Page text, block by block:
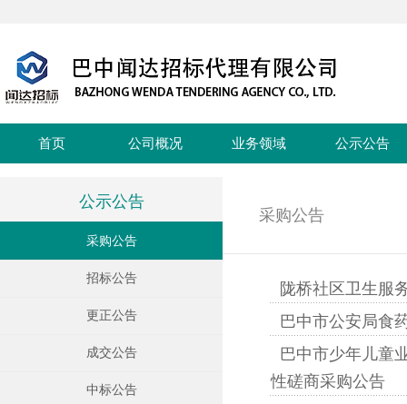
首页 公司概况 业务领域 公示公告
公示公告
采购公告
招标公告
更正公告
成交公告
中标公告
采购公告
陇桥社区卫生服
巴中市公安局食
巴中市少年儿童
性磋商采购公告